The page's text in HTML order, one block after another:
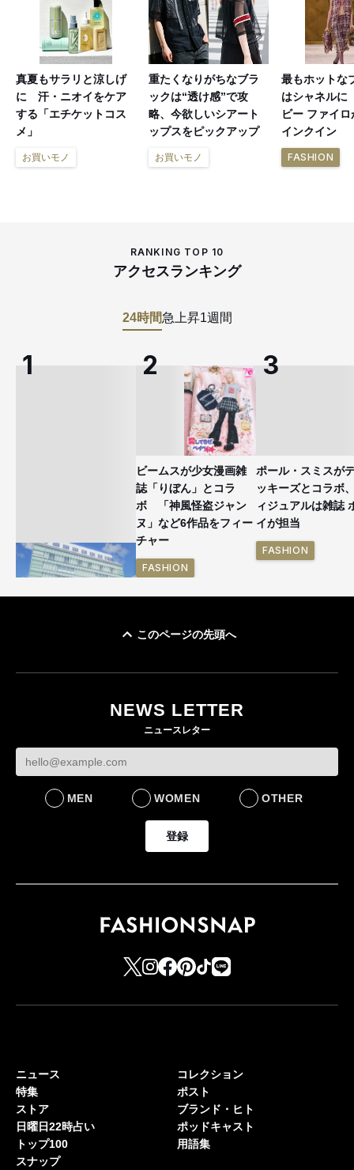
真夏もサラリと涼しげ
に 汗・ニオイをケア
する「エチケットコス
メ」
お買いモノ
重たくなりがちなブラ
ックは“透け感”で攻
略、今欲しいシアート
ップスをピックアップ
お買いモノ
最もホットな
はシャネル
ビー ファイ
インクイン
FASHION
RANKING TOP 10
アクセスランキング
24時間急上昇1週間
ビームスが少女漫画雑
誌「りぼん」とコラ
ボ 「神風怪盗ジャン
ヌ」など6作品をフィー
チャー
FASHION
ポール・スミスが
ッキーズとコラボ
ィジュアルは雑誌
イが担当
FASHION
このページの先頭へ
NEWS LETTER
ニュースレター
MEN WOMEN OTHER
登録
ニュース
特集
ストア
日曜日22時占い
トップ100
スナップ
コレクション
ポスト
ブランド・ヒト
ポッドキャスト
用語集